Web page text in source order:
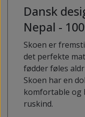
Dansk
Nepal -
Skoen er
det perfekte
fødder føles
Skoen har en
komfortable og
ruskind.